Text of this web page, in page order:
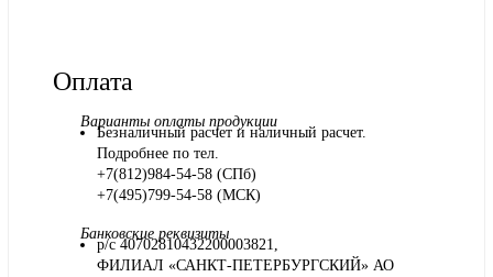
Оплата
Варианты оплаты продукции
Безналичный расчет и наличный расчет.
Подробнее по тел.
+7(812)984-54-58 (СПб)
+7(495)799-54-58 (МСК)
Банковские реквизиты
р/с 40702810432200003821,
ФИЛИАЛ «САНКТ-ПЕТЕРБУРГСКИЙ» АО